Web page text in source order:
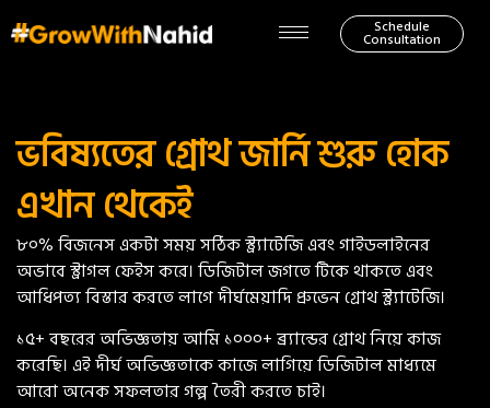
Schedule
Consultation
ভবিষ্যতের গ্রোথ জার্নি শুরু হোক
এখান থেকেই
৮০% বিজনেস একটা সময় সঠিক স্ট্র্যাটেজি এবং গাইডলাইনের
অভাবে স্ট্রাগল ফেইস করে। ডিজিটাল জগতে টিকে থাকতে এবং
আধিপত্য বিস্তার করতে লাগে দীর্ঘমেয়াদি প্রুভেন গ্রোথ স্ট্র্যাটেজি।
১৫+ বছরের অভিজ্ঞতায় আমি ১০০০+ ব্র্যান্ডের গ্রোথ নিয়ে কাজ
করেছি। এই দীর্ঘ অভিজ্ঞতাকে কাজে লাগিয়ে ডিজিটাল মাধ্যমে
আরো অনেক সফলতার গল্প তৈরী করতে চাই।